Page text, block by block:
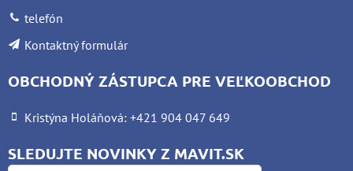
telefón
Kontaktný formulár
OBCHODNÝ ZÁSTUPCA PRE VEĽKOOBCHOD
Kristýna Holáňová: +421 904 047 649
SLEDUJTE NOVINKY Z MAVIT.SK